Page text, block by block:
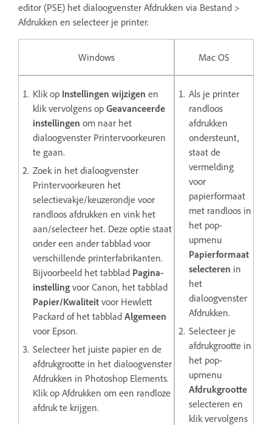
editor (PSE) het dialoogvenster Afdrukken via Bestand >
Afdrukken en selecteer je printer.
Windows Mac OS
Klik op Instellingen wijzigen en
klik vervolgens op Geavanceerde
instellingen om naar het
dialoogvenster Printervoorkeuren
te gaan.
Zoek in het dialoogvenster
Printervoorkeuren het
selectievakje/keuzerondje voor
randloos afdrukken en vink het
aan/selecteer het. Deze optie staat
onder een ander tabblad voor
verschillende printerfabrikanten.
Bijvoorbeeld het tabblad Pagina-
instelling voor Canon, het tabblad
Papier/Kwaliteit voor Hewlett
Packard of het tabblad Algemeen
voor Epson.
Selecteer het juiste papier en de
afdrukgrootte in het dialoogvenster
Afdrukken in Photoshop Elements.
Klik op Afdrukken om een randloze
afdruk te krijgen.
Als je printer
randloos
afdrukken
ondersteunt,
staat de
vermelding
voor
papierformaat
met randloos in
het pop-
upmenu
Papierformaat
selecteren in
het
dialoogvenster
Afdrukken.
Selecteer je
afdrukgrootte in
het pop-
upmenu
Afdrukgrootte
selecteren en
klik vervolgens